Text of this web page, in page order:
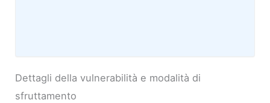
Dettagli della vulnerabilità e modalità di
sfruttamento